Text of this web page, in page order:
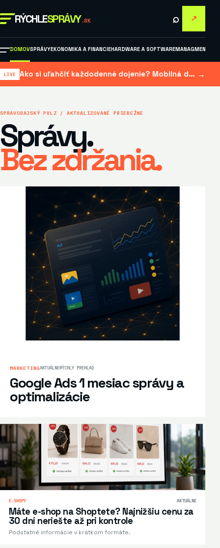
RÝCHLESPRÁVY .SK ⌕ ↗
DOMOVSPRÁVYEKONOMIKA A FINANCIEHARDWARE A SOFTWAREMANAGMENT A
Ako si uľahčiť každodenné dojenie? Mobilná dojačka šetrí čas aj námahu →
SPRAVODAJSKÝ PULZ / AKTUALIZOVANÉ PRIEBEŽNE
Správy.
Bez zdržania.
MARKETINGAKTUÁLNERÝCHLY PREHĽAD
Google Ads 1 mesiac správy a
optimalizácie
E-SHOPY AKTUÁLNE
Máte e-shop na Shoptete? Najnižšiu cenu za
30 dní neriešte až pri kontrole
Podstatné informácie v krátkom formáte.